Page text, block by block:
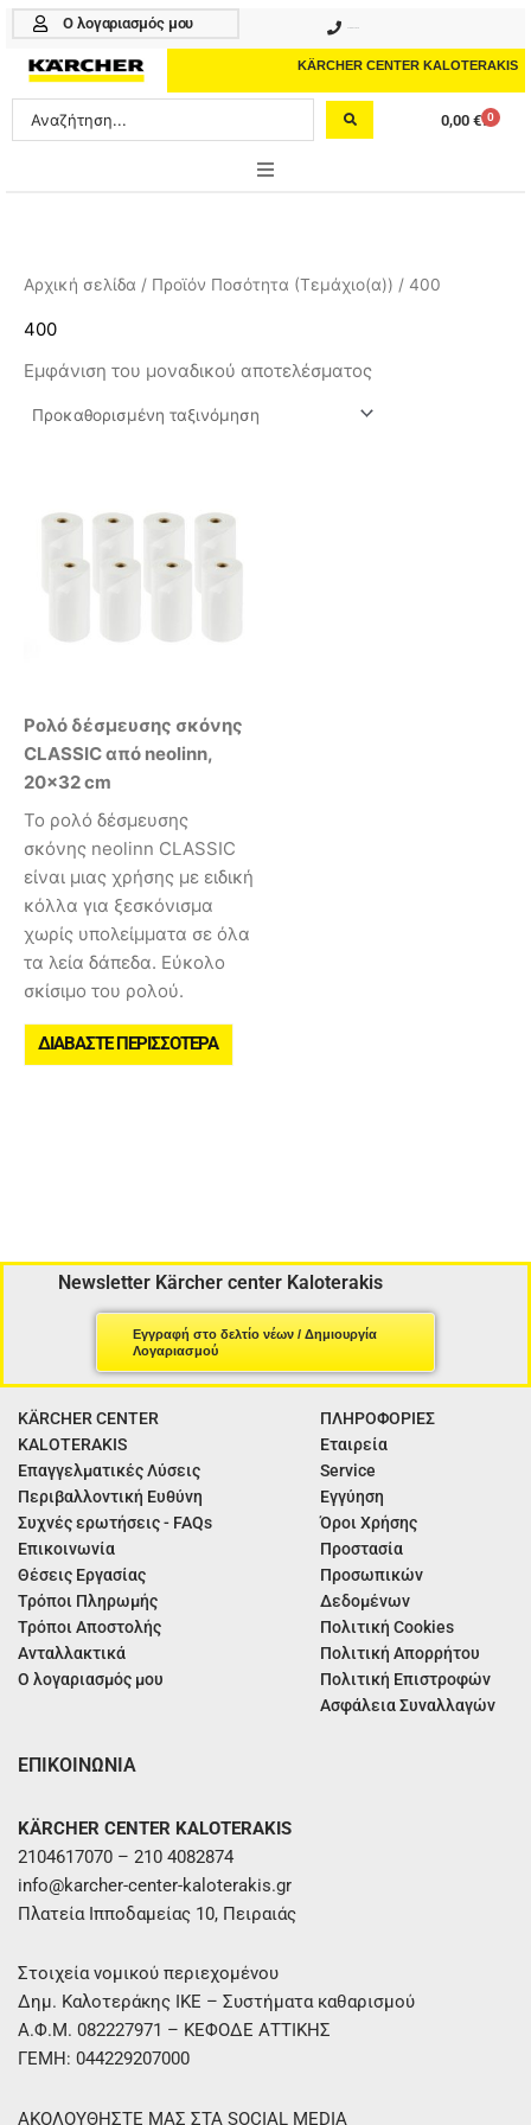
Μετάβαση
περιεχόμενο
Ο λογαριασμός μου
KÄRCHER CENTER KALOTERAKIS
Search
...
0,00 € 0
Cart
PROFESSIONAL
ΑΞΕΣΟΥΑΡ
ΚΑΘΑΡΙΣΤΙΚΑ
Αρχική σελίδα / Προϊόν Ποσότητα (Τεμάχιο(α)) / 400
400
Εμφάνιση του μοναδικού αποτελέσματος
Ρολό δέσμευσης σκόνης
CLASSIC από neolinn,
20×32 cm
Το ρολό δέσμευσης
σκόνης neolinn CLASSIC
είναι μιας χρήσης με ειδική
κόλλα για ξεσκόνισμα
χωρίς υπολείμματα σε όλα
τα λεία δάπεδα. Εύκολο
σκίσιμο του ρολού.
ΔΙΑΒΆΣΤΕ ΠΕΡΙΣΣΌΤΕΡΑ
Newsletter Kärcher center Kaloterakis
Εγγραφή στο δελτίο νέων / Δημιουργία
Λογαριασμού
KÄRCHER CENTER
KALOTERAKIS
Επαγγελματικές Λύσεις
Περιβαλλοντική Ευθύνη
Συχνές ερωτήσεις - FAQs
Επικοινωνία
Θέσεις Εργασίας
Τρόποι Πληρωμής
Τρόποι Αποστολής
Ανταλλακτικά
Ο λογαριασμός μου
ΠΛΗΡΟΦΟΡΙΕΣ
Εταιρεία
Service
Εγγύηση
Όροι Χρήσης
Προστασία
Προσωπικών
Δεδομένων
Πολιτική Cookies
Πολιτική Απορρήτου
Πολιτική Επιστροφών
Ασφάλεια Συναλλαγών
ΕΠΙΚΟΙΝΩΝΙΑ
KÄRCHER CENTER KALOTERAKIS
2104617070 – 210 4082874
info@karcher-center-kaloterakis.gr
Πλατεία Ιπποδαμείας 10, Πειραιάς
Στοιχεία νομικού περιεχομένου
Δημ. Καλοτεράκης ΙΚΕ – Συστήματα καθαρισμού
Α.Φ.Μ. 082227971 – ΚΕΦΟΔΕ ΑΤΤΙΚΗΣ
ΓΕΜΗ: 044229207000
ΑΚΟΛΟΥΘΗΣΤΕ ΜΑΣ ΣΤΑ SOCIAL MEDIA